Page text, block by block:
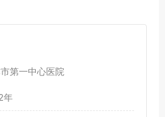
第一中心医院
年